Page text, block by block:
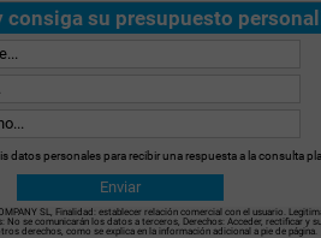
consiga su presupuesto
datos personales para recibir una respuesta a la consulta
SL, Finalidad: establecer relación comercial con el usuario.
No se comunicarán los datos a terceros, Derechos: Acceder, rectificar y
derechos, como se explica en la información adicional a pie de página.